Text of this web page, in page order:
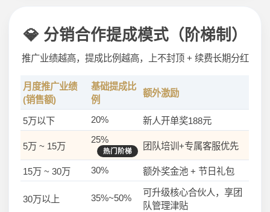
💎 分销合作提成模式（阶梯制）
推广业绩越高，提成比例越高，上不封顶 + 续费长期分红
月度推广业绩
(销售额)
基础提成比
例
额外激励
5万以下 20% 新人开单奖188元
5万 ~ 15万
25%
热门阶梯 团队培训+专属客服优先
15万 ~ 30万 30% 额外奖金池 + 节日礼包
30万以上 35%~50%
可升级核心合伙人，享团
队管理津贴